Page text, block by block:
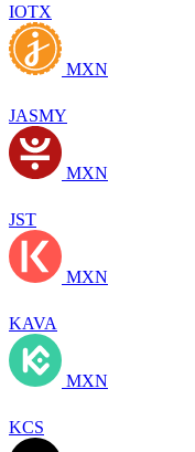
IOTX
MXN
JASMY
MXN
JST
MXN
KAVA
MXN
KCS